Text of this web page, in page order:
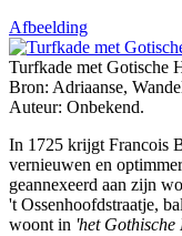
Afbeelding
Turfkade met Gotische
Bron: Adriaanse,
Auteur: Onbekend.
In 1725 krijgt Francois
vernieuwen en
geannexeerd aan zijn
't Ossenhoofdstraatje,
woont in 'het Gothische